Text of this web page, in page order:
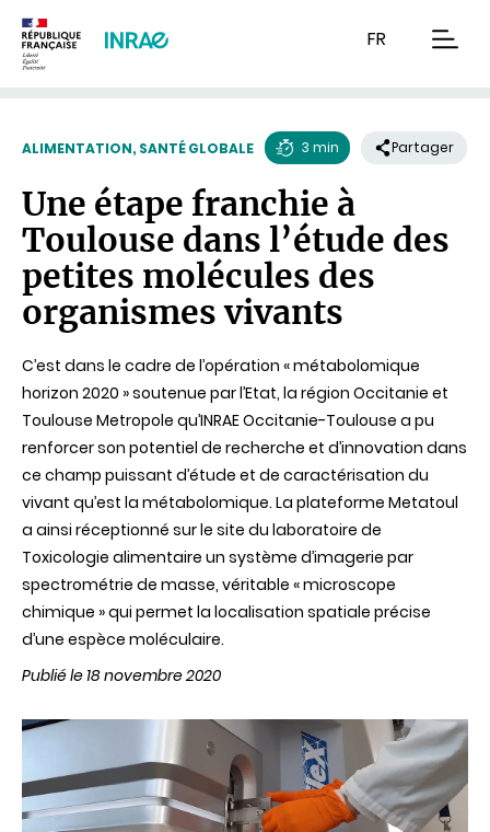
FR
ALIMENTATION, SANTÉ GLOBALE
de
lecture
3 min Partager
Une étape franchie à
Toulouse dans l’étude des
petites molécules des
organismes vivants
C’est dans le cadre de l’opération « métabolomique
horizon 2020 » soutenue par l’Etat, la région Occitanie et
Toulouse Metropole qu’INRAE Occitanie-Toulouse a pu
renforcer son potentiel de recherche et d’innovation dans
ce champ puissant d’étude et de caractérisation du
vivant qu’est la métabolomique. La plateforme Metatoul
a ainsi réceptionné sur le site du laboratoire de
Toxicologie alimentaire un système d’imagerie par
spectrométrie de masse, véritable « microscope
chimique » qui permet la localisation spatiale précise
d’une espèce moléculaire.
Publié le 18 novembre 2020